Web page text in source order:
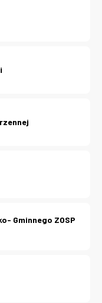
Gminnego ZOSP